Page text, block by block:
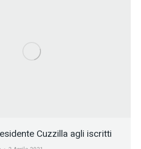
Cuzzilla agli iscritti